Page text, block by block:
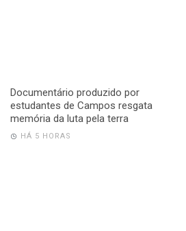
Documentário produzido por
estudantes de Campos resgata
memória da luta pela terra
HÁ 5 HORAS